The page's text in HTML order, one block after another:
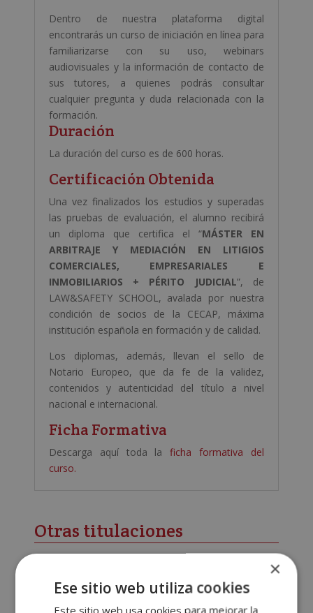
Dentro de nuestra plataforma digital
encontrarás un curso de iniciación en línea para
familiarizarse con su uso, webinars
audiovisuales y la información de contacto de
sus tutores, a quienes podrás consultar
cualquier pregunta y duda relacionada con la
formación.
Duración
La duración del curso es de 600 horas.
Certificación Obtenida
Una vez finalizados los estudios y superadas
las pruebas de evaluación, el alumno recibirá
un diploma que certifica el “MÁSTER EN
ARBITRAJE Y MEDIACIÓN EN LITIGIOS
COMERCIALES, EMPRESARIALES E
INMOBILIARIOS + PÉRITO JUDICIAL”, de
LAW&SAFETY SCHOOL, avalada por nuestra
condición de socios de la CECAP, máxima
institución española en formación y de calidad.
Los diplomas, además, llevan el sello de
Notario Europeo, que da fe de la validez,
contenidos y autenticidad del título a nivel
nacional e internacional.
Ficha Formativa
Descarga aquí toda laficha formativa del
curso.
Otras titulaciones
×
Ese sitio web utiliza cookies
Este sitio web usa cookies para mejorar la